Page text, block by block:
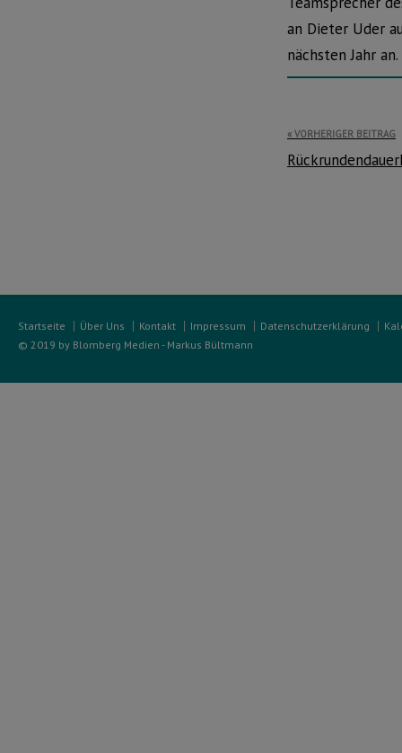
an Dieter Uder
nächsten Jahr an.
VORHERIGER BEITRAG
Startseite Über Uns Kontakt Impressum Datenschutzerklärung
© 2019 by Blomberg Medien - Markus Bültmann